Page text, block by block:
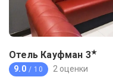
Отель Кауфман 3★
9.0 / 10 2 оценки